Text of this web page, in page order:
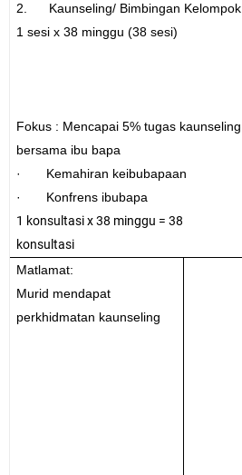
2. Kaunseling/ Bimbingan Kelompok
1 sesi x38 minggu (38 sesi)
Fokus : Mencapai 5% tugas kaunseling
bersama ibu bapa
· Kemahiran keibubapaan
· Konfrens ibubapa
1 konsultasi x 38 minggu = 38
konsultasi
Matlamat:
Murid mendapat
perkhidmatan kaunseling